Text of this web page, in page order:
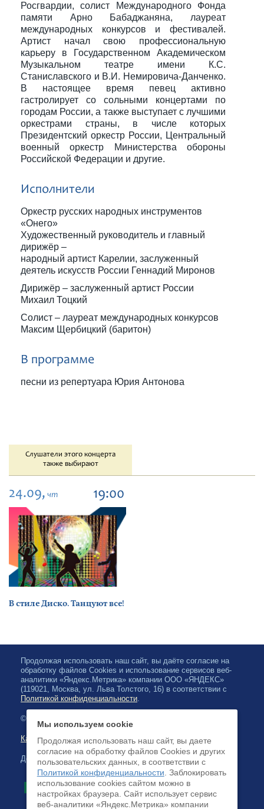
Росгвардии, солист Международного Фонда
памяти Арно Бабаджаняна, лауреат
международных конкурсов и фестивалей.
Артист начал свою профессиональную
карьеру в Государственном Академическом
Музыкальном театре имени К.С.
Станиславского и В.И. Немировича-Данченко.
В настоящее время певец активно
гастролирует со сольными концертами по
городам России, а также выступает с лучшими
оркестрами страны, в числе которых
Президентский оркестр России, Центральный
военный оркестр Министерства обороны
Российской Федерации и другие.
Исполнители
Оркестр русских народных инструментов
«Онего»
Художественный руководитель и главный
дирижёр –
народный артист Карелии, заслуженный
деятель искусств России Геннадий Миронов
Дирижёр – заслуженный артист России
Михаил Тоцкий
Солист – лауреат международных конкурсов
Максим Щербицкий (баритон)
В программе
песни из репертуара Юрия Антонова
Слушатели этого концерта
также выбирают
24.09, чт 19:00
В стиле Диско. Танцуют все!
Продолжая использовать наш сайт, вы даёте согласие на
обработку файлов Cookies и использование сервисов веб-
аналитики «Яндекс.Метрика» компании ООО «ЯНДЕКС»
(119021, Москва, ул. Льва Толстого, 16) в соответствии с
Политикой конфиденциальности.
© 2026, Карельская Государственная филармония
Карта сайта
Доступна оплата банковскими картами
Мы используем cookie
Продолжая использовать наш сайт, вы даете
согласие на обработку файлов Cookies и других
пользовательских данных, в соответствии с
Политикой конфиденциальности . Заблокировать
использование cookies сайтом можно в
настройках браузера. Cайт использует сервис
веб-аналитики «Яндекс.Метрика» компании